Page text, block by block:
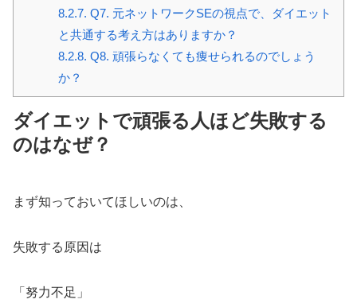
8.2.7. Q7. 元ネットワークSEの視点で、ダイエット
と共通する考え方はありますか？
8.2.8. Q8. 頑張らなくても痩せられるのでしょう
か？
ダイエットで頑張る人ほど失敗する
のはなぜ？
まず知っておいてほしいのは、
失敗する原因は
「努力不足」